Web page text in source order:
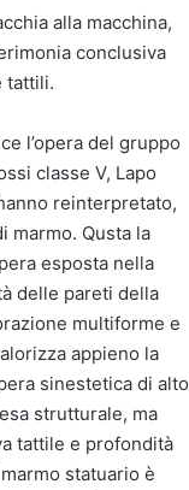
alla macchina,
conclusiva
tattili.
l’opera del gruppo
classe V, Lapo
reinterpretato,
marmo. Qusta la
esposta nella
delle pareti della
multiforme e
appieno la
sinestetica di alto
strutturale, ma
tattile e profondità
statuario è